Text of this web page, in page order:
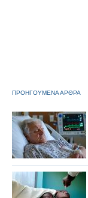
ΠΡΟΗΓΟΥΜΕΝΑ ΑΡΘΡΑ